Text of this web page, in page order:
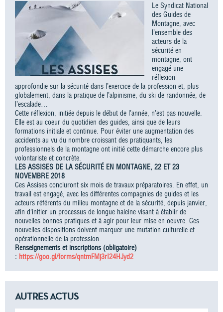
Le Syndicat National
des Guides de
Montagne, avec
l’ensemble des
acteurs de la
sécurité en
montagne, ont
engagé une
réflexion
approfondie sur la sécurité dans l’exercice de la profession et, plus
globalement, dans la pratique de l’alpinisme, du ski de randonnée, de
l’escalade…
Cette réflexion, initiée depuis le début de l’année, n’est pas nouvelle.
Elle est au coeur du quotidien des guides, ainsi que de leurs
formations initiale et continue. Pour éviter une augmentation des
accidents au vu du nombre croissant des pratiquants, les
professionnels de la montagne ont initié cette démarche encore plus
volontariste et concrète.
LES ASSISES DE LA SÉCURITÉ EN MONTAGNE, 22 ET 23
NOVEMBRE 2018
Ces Assises concluront six mois de travaux préparatoires. En effet, un
travail est engagé, avec les différentes compagnies de guides et les
acteurs référents du milieu montagne et de la sécurité, depuis janvier,
afin d’initier un processus de longue haleine visant à établir de
nouvelles bonnes pratiques et à agir pour leur mise en oeuvre. Ces
nouvelles dispositions doivent marquer une mutation culturelle et
opérationnelle de la profession.
Renseignements et inscriptions (obligatoire)
: https://goo.gl/forms/qntmFMj3rI24HJyd2
AUTRES ACTUS